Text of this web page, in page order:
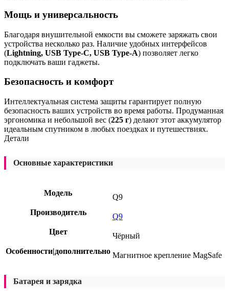
Мощь и универсальность
Благодаря внушительной емкости вы сможете заряжать свои
устройства несколько раз. Наличие удобных интерфейсов
(Lightning, USB Type-C, USB Type-A) позволяет легко
подключать ваши гаджеты.
Безопасность и комфорт
Интеллектуальная система защиты гарантирует полную
безопасность ваших устройств во время работы. Продуманная
эргономика и небольшой вес (225 г) делают этот аккумулятор
идеальным спутником в любых поездках и путешествиях.
Детали
Основные характеристики
Модель
Q9
Производитель
Q9
Цвет
Чёрный
Особенности|дополнительно Магнитное крепление MagSafe
Батарея и зарядка